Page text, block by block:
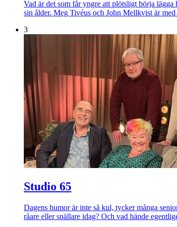
Vad är det som får yngre att plötsligt börja lägga
sin ålder. Meg Tivéus och John Mellkvist är
3
Studio 65
Dagens humor är inte så kul, tycker många
råare eller snällare idag? Och vad hände